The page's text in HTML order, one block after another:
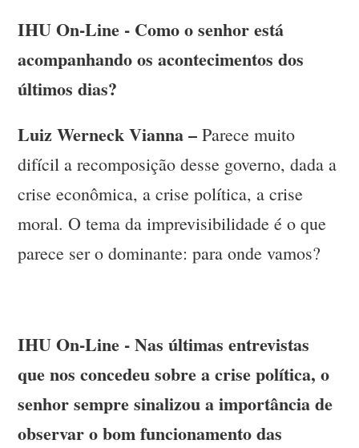
IHU On-Line - Como o senhor está
acompanhando os acontecimentos dos
últimos dias?
Luiz Werneck Vianna –Parece muito
difícil a recomposição desse governo, dada a
crise econômica, a crise política, a crise
moral. O tema da imprevisibilidade é o que
parece ser o dominante: para onde vamos?
IHU On-Line - Nas últimas entrevistas
que nos concedeu sobre a crise política, o
senhor sempre sinalizou a importância de
observar o bom funcionamento das